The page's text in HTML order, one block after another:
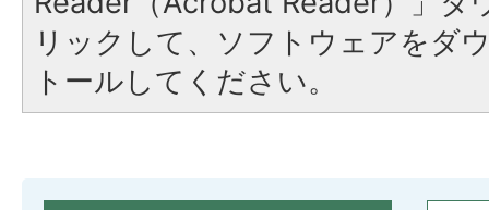
リックして、ソフトウェアをダ
トールしてください。